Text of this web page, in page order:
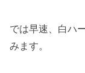
では早速、白ハ
みます。